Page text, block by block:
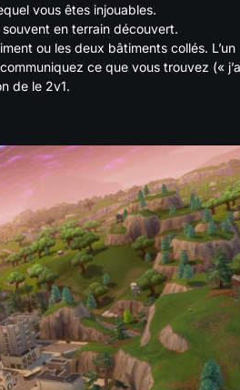
vous êtes injouables.
en terrain découvert.
ou les deux bâtiments collés. L’un
ce que vous trouvez («
de le 2v1.